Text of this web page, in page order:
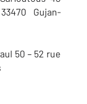
Gujan-
50 – 52 rue